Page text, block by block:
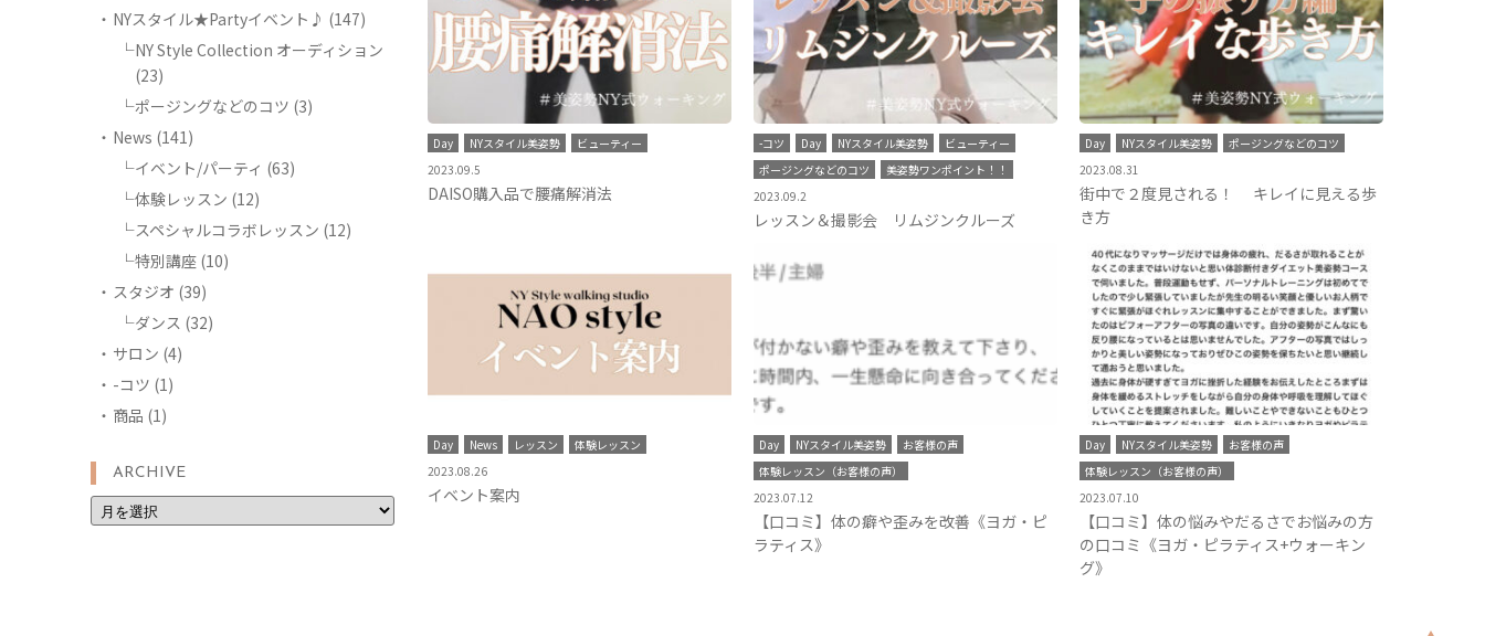
NYスタイル★Partyイベント♪ (147)
NY Style Collection オーディション
(23)
ポージングなどのコツ (3)
News (141)
イベント/パーティ (63)
体験レッスン (12)
スペシャルコラボレッスン (12)
特別講座 (10)
スタジオ (39)
ダンス (32)
サロン (4)
-コツ (1)
商品 (1)
ARCHIVE
Day NYスタイル美姿勢
ビューティー
2023.09.5
DAISO購入品で腰痛解消法
-コツ Day NYスタイル美姿勢
ビューティー
ポージングなどのコツ
美姿勢ワンポイント！！
2023.09.2
レッスン＆撮影会 リムジンクルーズ
Day NYスタイル美姿勢
ポージングなどのコツ
2023.08.31
街中で２度見される！ キレイに見える歩
き方
Day News レッスン
体験レッスン
2023.08.26
イベント案内
Day NYスタイル美姿勢
お客様の声
体験レッスン（お客様の声）
2023.07.12
【口コミ】体の癖や歪みを改善《ヨガ・ピ
ラティス》
Day NYスタイル美姿勢
お客様の声
体験レッスン（お客様の声）
2023.07.10
【口コミ】体の悩みやだるさでお悩みの方
の口コミ《ヨガ・ピラティス+ウォーキン
グ》